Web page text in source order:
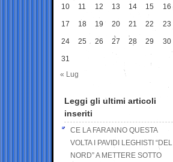
10 11 12 13 14 15 16
17 18 19 20 21 22 23
24 25 26 27 28 29 30
31
« Lug
Leggi gli ultimi articoli
inseriti
CE LA FARANNO QUESTA
VOLTA I PAVIDI LEGHISTI “DEL
NORD” A METTERE SOTTO